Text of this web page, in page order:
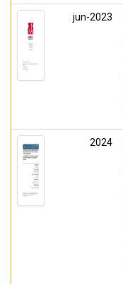
jun-2023
2024